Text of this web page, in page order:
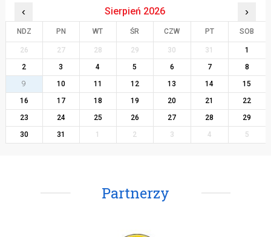
‹ Sierpień 2026 ›
NDZ PN WT ŚR CZW PT SOB
26 27 28 29 30 31
1
2
3 4 5 6 7
8
9
10 11 12 13 14
15
16
17 18 19 20 21
22
23
24 25 26 27 28
29
30
31 1 2 3 4 5
Partnerzy